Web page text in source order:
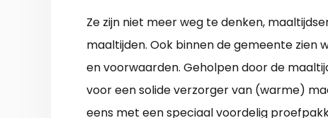
Ze zijn niet meer weg te denken,
maaltijden. Ook binnen de gemeente zien
en voorwaarden. Geholpen door de
voor een solide verzorger van (warme)
eens met een speciaal voordelig